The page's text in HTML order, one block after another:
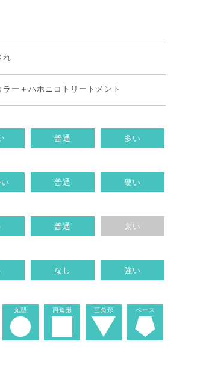
れ
ラー＋ハホニコトリートメント
普通 多い
普通 硬い
普通 太い
なし 強い
丸型 四角形 三角形 ベース